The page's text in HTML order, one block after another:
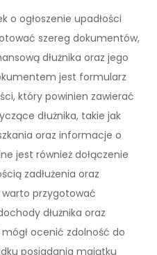
o ogłoszenie upadłości
szereg dokumentów,
dłużnika oraz jego
jest formularz
który powinien zawierać
dłużnika, takie jak
oraz informacje o
jest również dołączenie
zadłużenia oraz
przygotować
dłużnika oraz
ocenić zdolność do
posiadania majątku